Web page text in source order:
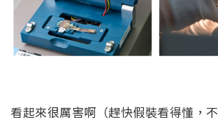
看起來很厲害啊（趕快假裝看得懂，